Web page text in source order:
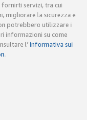
servizi, tra cui
migliorare la sicurezza e
potrebbero utilizzare i
informazioni su come
l’Informativa sui
.